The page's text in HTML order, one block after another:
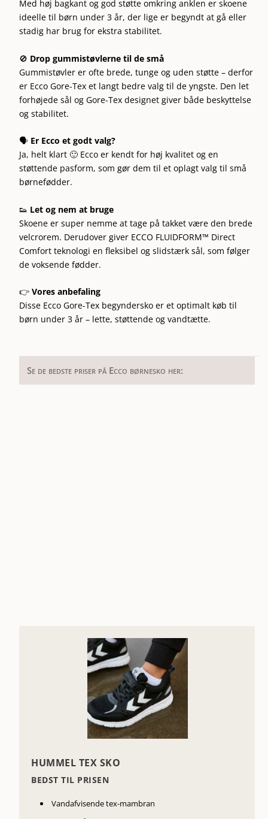
Med høj bagkant og god støtte omkring anklen er skoene
ideelle til børn under 3 år, der lige er begyndt at gå eller
stadig har brug for ekstra stabilitet.
🚫 Drop gummistøvlerne til de små
Gummistøvler er ofte brede, tunge og uden støtte – derfor
er Ecco Gore-Tex et langt bedre valg til de yngste. Den let
forhøjede sål og Gore-Tex designet giver både beskyttelse
og stabilitet.
🗣️ Er Ecco et godt valg?
Ja, helt klart 🙂 Ecco er kendt for høj kvalitet og en
støttende pasform, som gør dem til et oplagt valg til små
børnefødder.
👟 Let og nem at bruge
Skoene er super nemme at tage på takket være den brede
velcrorem. Derudover giver ECCO FLUIDFORM™ Direct
Comfort teknologi en fleksibel og slidstærk sål, som følger
de voksende fødder.
👉Vores anbefaling
Disse Ecco Gore-Tex begyndersko er et optimalt køb til
børn under 3 år – lette, støttende og vandtætte.
Se de bedste priser på Ecco børnesko her:
HUMMEL TEX SKO
BEDST TIL PRISEN
Vandafvisende tex-mambran